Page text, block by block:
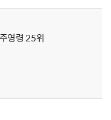
영령 25위